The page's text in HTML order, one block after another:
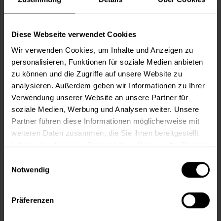
Diese Webseite verwendet Cookies
Wir verwenden Cookies, um Inhalte und Anzeigen zu
personalisieren, Funktionen für soziale Medien anbieten
zu können und die Zugriffe auf unsere Website zu
analysieren. Außerdem geben wir Informationen zu Ihrer
Verwendung unserer Website an unsere Partner für
soziale Medien, Werbung und Analysen weiter. Unsere
Partner führen diese Informationen möglicherweise mit
weiteren Daten zusammen, die Sie ihnen bereitgestellt
Notwendig
Präferenzen
Wie viele m² wollen Sie bearbeiten?
In den Warenkorb
Merken Fragen zum Artikel?
Artikel-Nr.: SI0003030_OPALWEISS